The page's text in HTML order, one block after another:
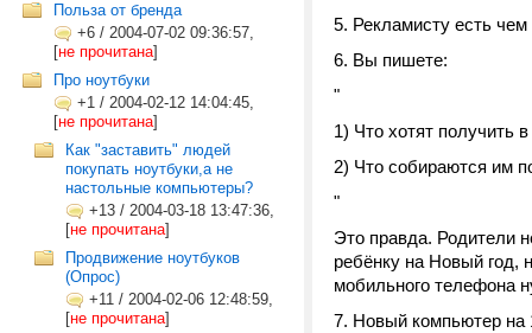
Польза от бренда
+6 / 2004-07-02 09:36:57,
[не прочитана]
Про ноутбуки
+1 / 2004-02-12 14:04:45,
[не прочитана]
Как "заставить" людей
покупать ноутбуки,а не
настольные компьютеры?
+13 / 2004-03-18 13:47:36,
[не прочитана]
Продвижение ноутбуков
(Опрос)
+11 / 2004-02-06 12:48:59,
[не прочитана]
5. Рекламисту есть
6. Вы пишете:
"
1) Что хотят получить
2) Что собираются им
"
Это правда. Родители
ребёнку на Новый год,
мобильного телефона
7. Новый компьютер на